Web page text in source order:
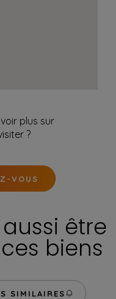
plus sur
?
VOUS
être
biens
SIMILAIRES